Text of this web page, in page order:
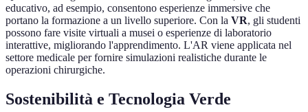
educativo, ad esempio, consentono esperienze immersive che
portano la formazione a un livello superiore. Con la VR, gli studenti
possono fare visite virtuali a musei o esperienze di laboratorio
interattive, migliorando l'apprendimento. L'AR viene applicata nel
settore medicale per fornire simulazioni realistiche durante le
operazioni chirurgiche.
Sostenibilità e Tecnologia Verde